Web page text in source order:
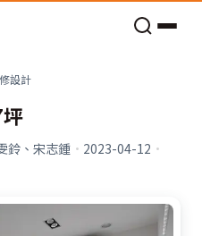
設計
鈴、宋志鍾 · 2023-04-12 ·